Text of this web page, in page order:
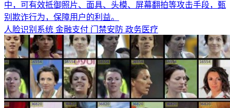
中，可有效抵御照片、面具、头模、屏幕翻拍等攻击手段，甄
别欺诈行为，保障用户的利益。
人脸识别系统 金融支付 门禁安防 政务医疗